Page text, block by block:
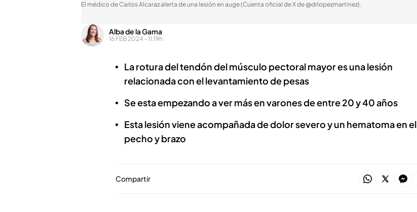
El médico de Carlos Alcaraz alerta de una lesión en auge (Cuenta oficial de X de @drlopezmartinez).
Alba de la Gama
16 FEB 2024 - 11:19h.
La rotura del tendón del músculo pectoral mayor es una lesión
relacionada con el levantamiento de pesas
Se esta empezando a ver más en varones de entre 20 y 40 años
Esta lesión viene acompañada de dolor severo y un hematoma en el
pecho y brazo
Compartir